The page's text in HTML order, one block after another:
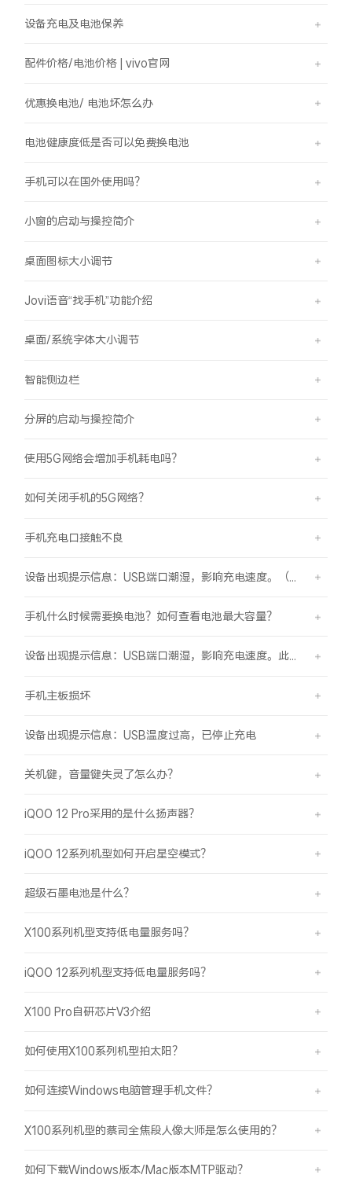
设备充电及电池保养
配件价格/电池价格 | vivo官网
优惠换电池/ 电池坏怎么办
电池健康度低是否可以免费换电池
手机可以在国外使用吗？
小窗的启动与操控简介
桌面图标大小调节
Jovi语音“找手机”功能介绍
桌面/系统字体大小调节
智能侧边栏
分屏的启动与操控简介
使用5G网络会增加手机耗电吗？
如何关闭手机的5G网络？
手机充电口接触不良
手机什么时候需要换电池？如何查看电池最大容量？
设备出现提示信息：USB端口潮湿，影响充电速度。此时设备不能充电或充电速度变慢。
手机主板损坏
设备出现提示信息：USB温度过高，已停止充电
关机键，音量键失灵了怎么办？
iQOO 12 Pro采用的是什么扬声器？
iQOO 12系列机型如何开启星空模式？
超级石墨电池是什么？
X100系列机型支持低电量服务吗？
iQOO 12系列机型支持低电量服务吗？
X100 Pro自研芯片V3介绍
如何使用X100系列机型拍太阳？
如何连接Windows电脑管理手机文件？
X100系列机型的蔡司全焦段人像大师是怎么使用的？
如何下载Windows版本/Mac版本MTP驱动？